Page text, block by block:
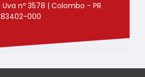
nº 3578 | Colombo - PR
83402-000